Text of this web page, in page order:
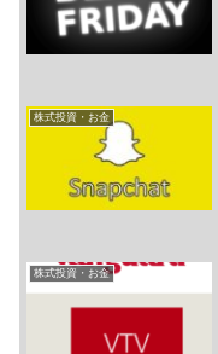
株式投資・お金
株式投資・お金